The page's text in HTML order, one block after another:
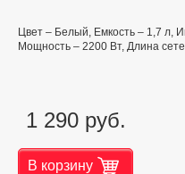
Цвет – Белый, Емкость – 1,7 л,
Мощность – 2200 Вт, Длина
1 290 руб.
В корзину